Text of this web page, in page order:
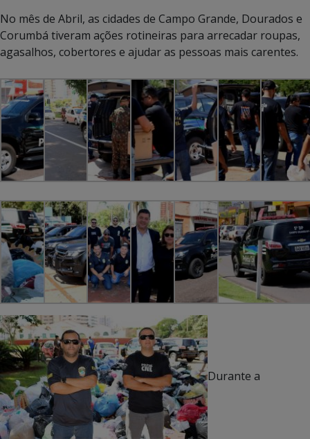
No mês de Abril, as cidades de Campo Grande, Dourados e
Corumbá tiveram ações rotineiras para arrecadar roupas,
agasalhos, cobertores e ajudar as pessoas mais carentes.
Durante a